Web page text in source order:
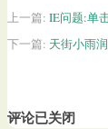
上一篇: IE问题:单
下一篇: 天街小雨
评论已关闭